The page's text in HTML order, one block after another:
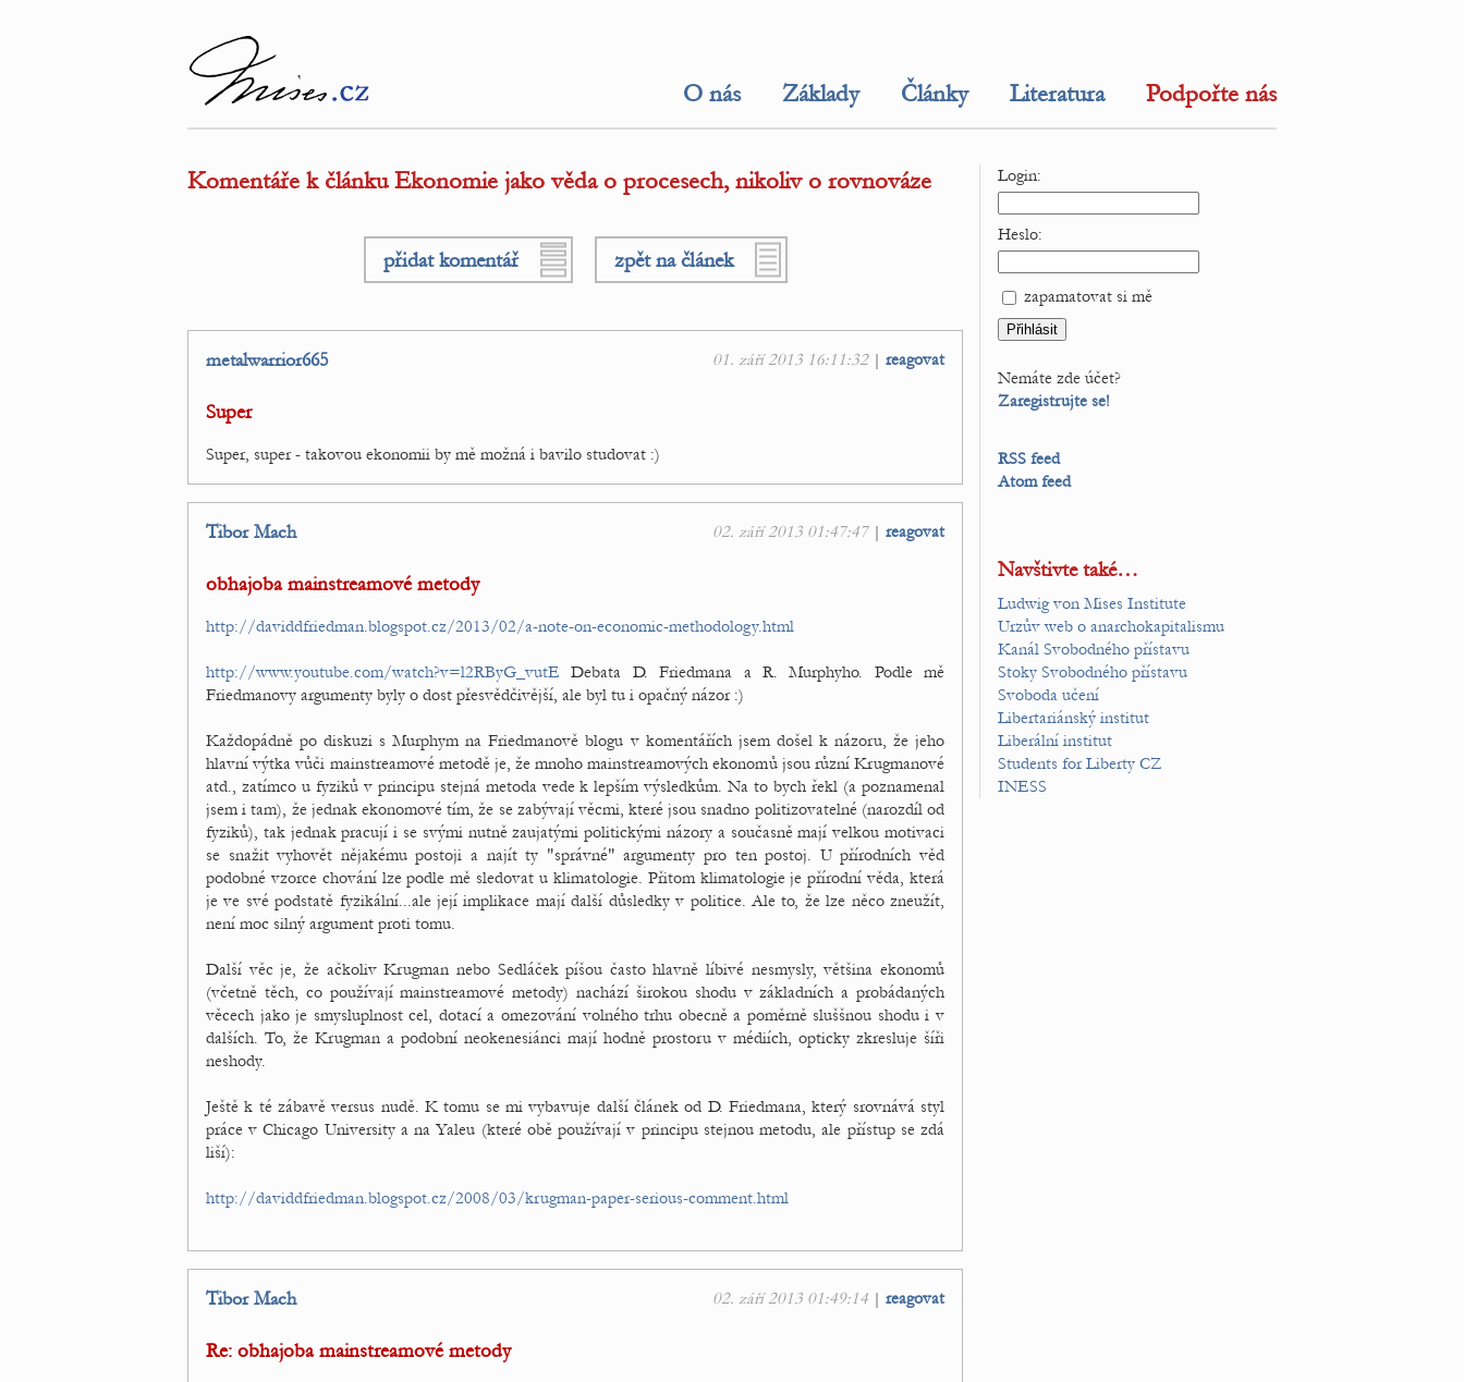
O nás Základy Články Literatura Podpořte nás
Komentáře k článku Ekonomie jako věda o procesech, nikoliv o rovnováze
přidat komentář zpět na článek
01. září 2013 16:11:32| reagovat
metalwarrior665
Super
Super, super - takovou ekonomii by mě možná i bavilo studovat :)
02. září 2013 01:47:47| reagovat
Tibor Mach
obhajoba mainstreamové metody
http://daviddfriedman.blogspot.cz/2013/02/a-note-on-economic-methodology.html
http://www.youtube.com/watch?v=l2RByG_vutE Debata D. Friedmana a R. Murphyho. Podle mě
Friedmanovy argumenty byly o dost přesvědčivější, ale byl tu i opačný názor :)
Každopádně po diskuzi s Murphym na Friedmanově blogu v komentářích jsem došel k názoru, že jeho
hlavní výtka vůči mainstreamové metodě je, že mnoho mainstreamových ekonomů jsou různí Krugmanové
atd., zatímco u fyziků v principu stejná metoda vede k lepším výsledkům. Na to bych řekl (a poznamenal
jsem i tam), že jednak ekonomové tím, že se zabývají věcmi, které jsou snadno politizovatelné (narozdíl od
fyziků), tak jednak pracují i se svými nutně zaujatými politickými názory a současně mají velkou motivaci
se snažit vyhovět nějakému postoji a najít ty "správné" argumenty pro ten postoj. U přírodních věd
podobné vzorce chování lze podle mě sledovat u klimatologie. Přitom klimatologie je přírodní věda, která
je ve své podstatě fyzikální...ale její implikace mají další důsledky v politice. Ale to, že lze něco zneužít,
není moc silný argument proti tomu.
Další věc je, že ačkoliv Krugman nebo Sedláček píšou často hlavně líbivé nesmysly, většina ekonomů
(včetně těch, co používají mainstreamové metody) nachází širokou shodu v základních a probádaných
věcech jako je smysluplnost cel, dotací a omezování volného trhu obecně a poměrně sluššnou shodu i v
dalších. To, že Krugman a podobní neokenesiánci mají hodně prostoru v médiích, opticky zkresluje šíři
neshody.
Ještě k té zábavě versus nudě. K tomu se mi vybavuje další článek od D. Friedmana, který srovnává styl
práce v Chicago University a na Yaleu (které obě používají v principu stejnou metodu, ale přístup se zdá
liší):
http://daviddfriedman.blogspot.cz/2008/03/krugman-paper-serious-comment.html
02. září 2013 01:49:14 | reagovat
Tibor Mach
Re: obhajoba mainstreamové metody
Login:
Heslo:
zapamatovat si mě
Nemáte zde účet?
Zaregistrujte se!
RSS feed
Atom feed
Navštivte také…
Ludwig von Mises Institute
Urzův web o anarchokapitalismu
Kanál Svobodného přístavu
Stoky Svobodného přístavu
Svoboda učení
Libertariánský institut
Liberální institut
Students for Liberty CZ
INESS